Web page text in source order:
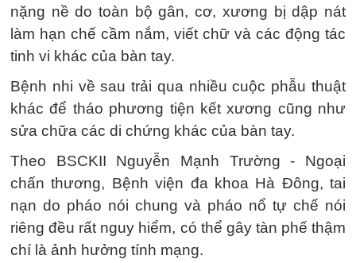
nặng nề do toàn bộ gân, cơ, xương bị dập nát
làm hạn chế cầm nắm, viết chữ và các động tác
tinh vi khác của bàn tay.
Bệnh nhi về sau trải qua nhiều cuộc phẫu thuật
khác để tháo phương tiện kết xương cũng như
sửa chữa các di chứng khác của bàn tay.
Theo BSCKII Nguyễn Mạnh Trường - Ngoại
chấn thương, Bệnh viện đa khoa Hà Đông, tai
nạn do pháo nói chung và pháo nổ tự chế nói
riêng đều rất nguy hiểm, có thể gây tàn phế thậm
chí là ảnh hưởng tính mạng.